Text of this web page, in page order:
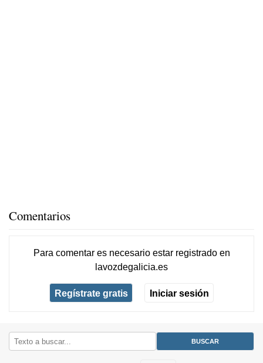
Comentarios
Para comentar es necesario estar registradoen
lavozdegalicia.es
Regístrate gratis Iniciar sesión